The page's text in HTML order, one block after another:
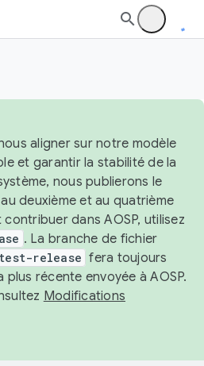
aligner sur notre modèle
et garantir la stabilité de la
nous publierons le
deuxième et au quatrième
dans AOSP, utilisez
. La branche de fichier
release fera toujours
récente envoyée à AOSP.
Modifications